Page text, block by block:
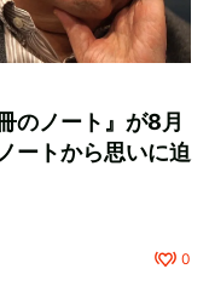
のノート』が8月
ートから思いに迫
0